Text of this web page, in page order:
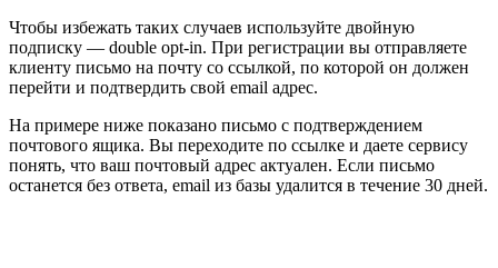
Чтобы избежать таких случаев используйте двойную
подписку — double opt-in. При регистрации вы отправляете
клиенту письмо на почту со ссылкой, по которой он должен
перейти и подтвердить свой email адрес.
На примере ниже показано письмо с подтверждением
почтового ящика. Вы переходите по ссылке и даете сервису
понять, что ваш почтовый адрес актуален. Если письмо
останется без ответа, email из базы удалится в течение 30 дней.